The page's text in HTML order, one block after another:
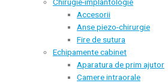
Chirugie-implantologie
Accesorii
Anse piezo-chirurgie
Fire de sutura
Echipamente cabinet
Aparatura de prim ajutor
Camere intraorale